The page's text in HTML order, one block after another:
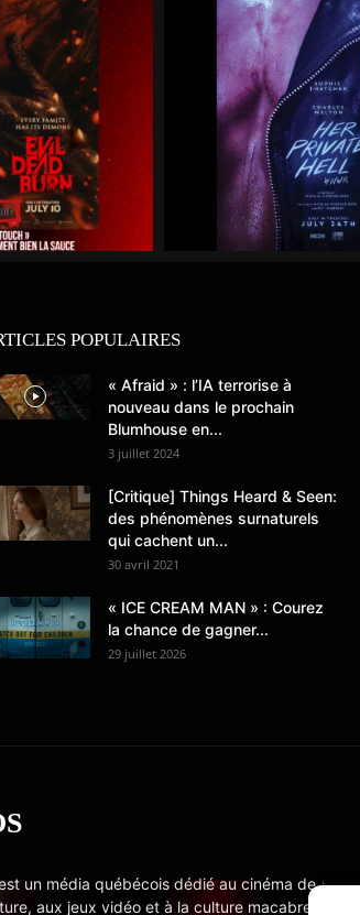
POPULAIRES
« Afraid » : l’IA terrorise à
nouveau dans le prochain
Blumhouse en...
3 juillet 2024
[Critique] Things Heard & Seen:
des phénomènes surnaturels
qui cachent un...
30 avril 2021
« ICE CREAM MAN » : Courez
la chance de gagner...
29 juillet 2026
un média québécois dédié au cinéma de
aux jeux vidéo et à la culture macabre